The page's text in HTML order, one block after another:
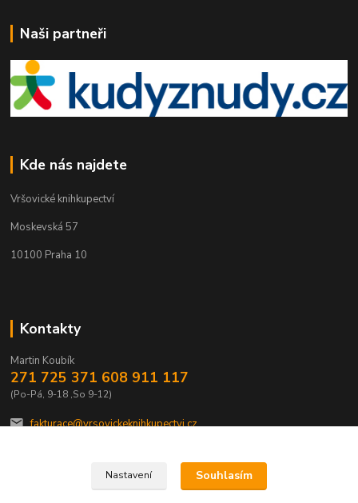
Naši partneři
Kde nás najdete
Vršovické knihkupectví
Moskevská 57
10100 Praha 10
Kontakty
Martin Koubík
271 725 371 608 911 117
(Po-Pá, 9-18 ,So 9-12)
fakturace@vrsovickeknihkupectvi.cz
Nastavení Souhlasím